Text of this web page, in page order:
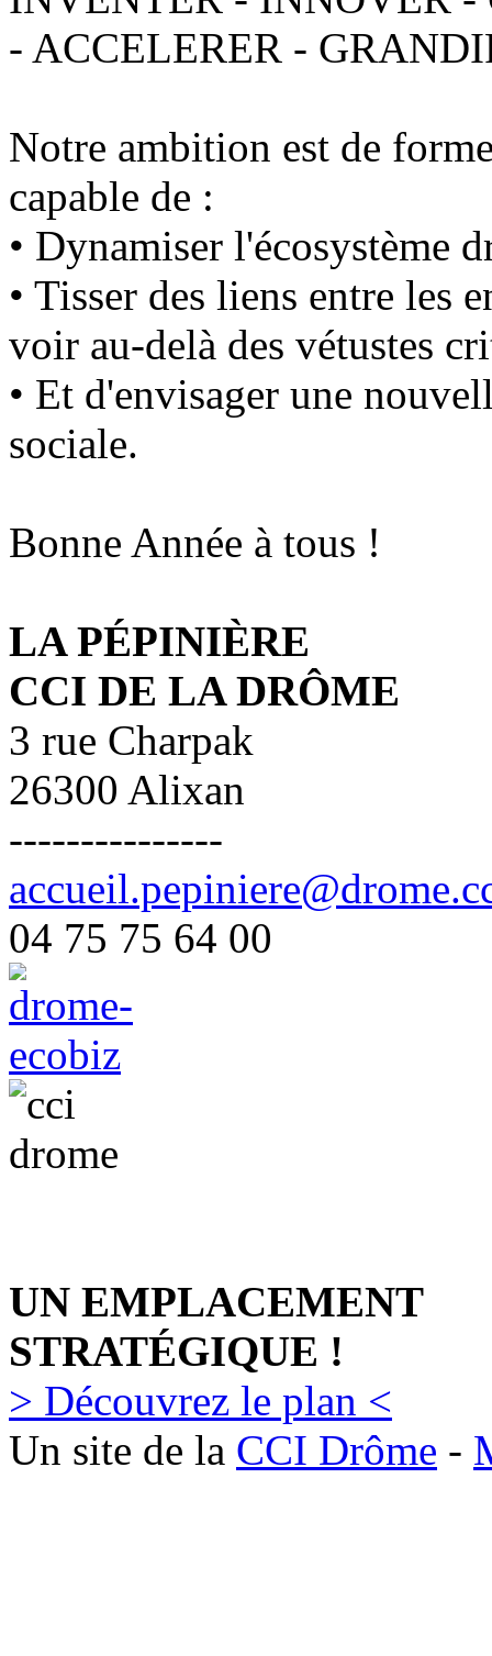
- ACCELERER -
Notre ambition est de
capable de :
• Dynamiser l'écosystème
• Tisser des liens entre les
voir au-delà des vétustes
• Et d'envisager une
sociale.
Bonne Année à tous !
LA PÉPINIÈRE
CCI DE LA DRÔME
3 rue Charpak
26300 Alixan
---------------
04 75 75 64 00
UN EMPLACEMENT
STRATÉGIQUE !
> Découvrez le plan <
Un site de la CCI Drôme -